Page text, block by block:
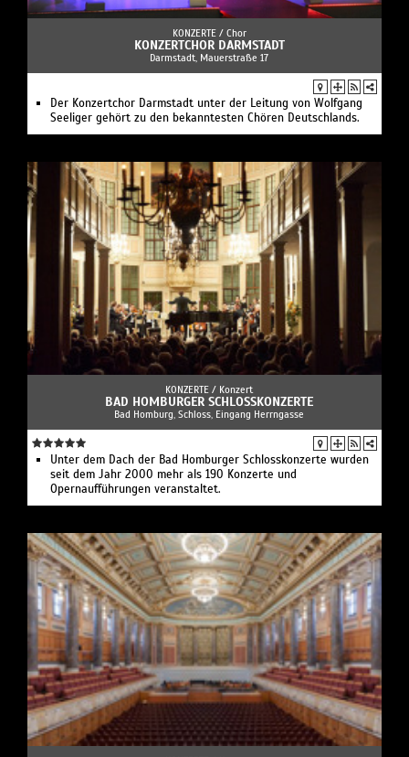
KONZERTE / Chor
KONZERTCHOR DARMSTADT
Darmstadt, Mauerstraße 17
Der Konzertchor Darmstadt unter der Leitung von Wolfgang
Seeliger gehört zu den bekanntesten Chören Deutschlands.
KONZERTE / Konzert
BAD HOMBURGER SCHLOSSKONZERTE
Bad Homburg, Schloss, Eingang Herrngasse
Unter dem Dach der Bad Homburger Schlosskonzerte wurden
seit dem Jahr 2000 mehr als 190 Konzerte und
Opernaufführungen veranstaltet.